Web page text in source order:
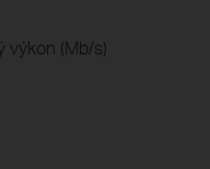
výkon (Mb/s)